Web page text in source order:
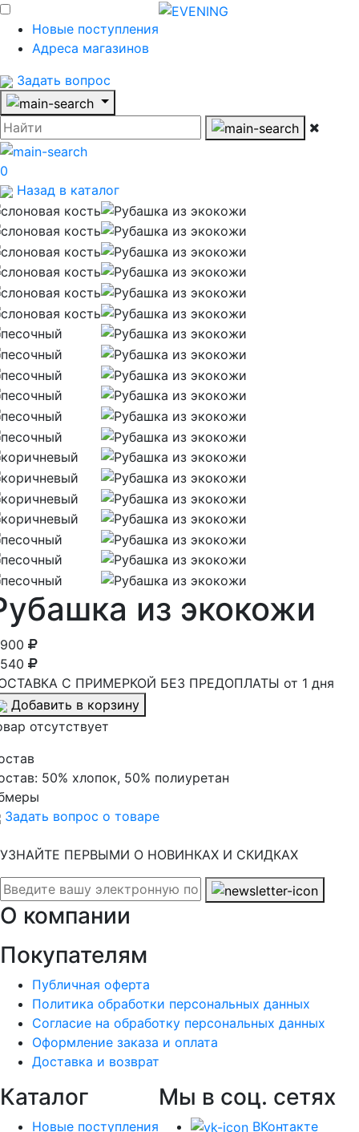
Новые поступления
Адреса магазинов
Задать вопрос
0
Назад в каталог
из экокожи
С ПРИМЕРКОЙ БЕЗ ПРЕДОПЛАТЫ от 1 дня
Добавить в корзину
отсутствует
50% хлопок, 50% полиуретан
Задать вопрос о товаре
УЗНАЙТЕ ПЕРВЫМИ О НОВИНКАХ И СКИДКАХ
О компании
Покупателям
Публичная оферта
Политика обработки персональных данных
Согласие на обработку персональных данных
Оформление заказа и оплата
Доставка и возврат
Каталог
Новые поступления
Мы в соц. сетях
ВКонтакте